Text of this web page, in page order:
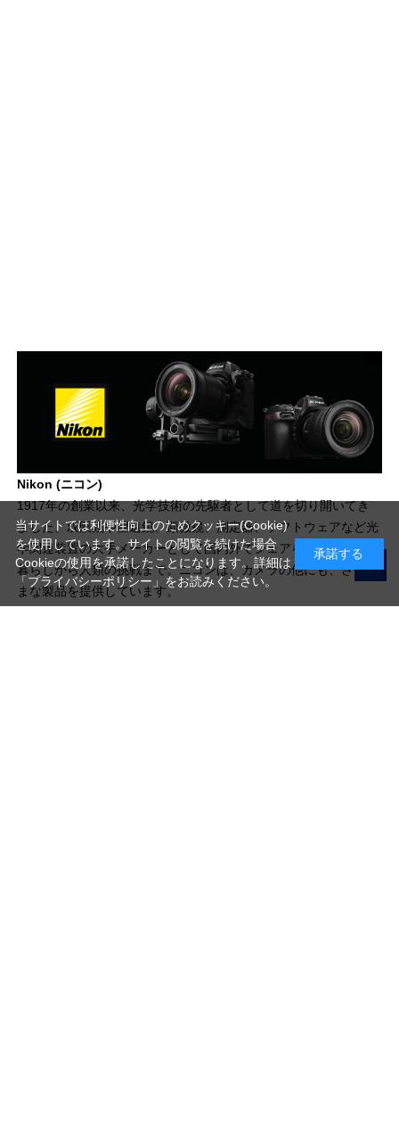
Nikon (ニコン)
1917年の創業以来、光学技術の先駆者として道を切り開いてき
ました。双眼鏡や望遠鏡、顕微鏡、測定器、ソフトウェアなど光
学関連装置の大手メーカーとして国内外でシェアを広げ、普段の
暮らしから人類の挑戦まで。ニコンは、カメラの他にも、さまざ
まな製品を提供しています。
当サイトでは利便性向上のためクッキー(Cookie)
を使用しています。サイトの閲覧を続けた場合
Cookieの使用を承諾したことになります。詳細は
「プライバシーポリシー」 をお読みください。
承諾する